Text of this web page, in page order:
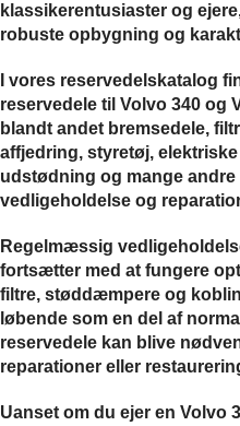
klassikerentusiaster og
robuste opbygning og
I vores reservedelskatalog
reservedele til Volvo 340 og
blandt andet bremsedele,
affjedring, styretøj,
udstødning og mange
vedligeholdelse og
Regelmæssig
fortsætter med at fungere
filtre, støddæmpere og
løbende som en del af
reservedele kan blive
reparationer eller
Uanset om du ejer en Volvo